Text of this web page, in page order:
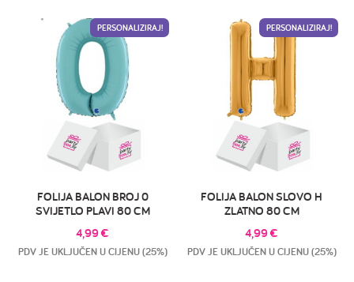
PERSONALIZIRAJ!
FOLIJA BALON BROJ 0
SVIJETLO PLAVI 80 CM
4,99€
PDV JE UKLJUČEN U CIJENU (25%)
PERSONALIZIRAJ!
FOLIJA BALON SLOVO H
ZLATNO 80 CM
4,99€
PDV JE UKLJUČEN U CIJENU (25%)